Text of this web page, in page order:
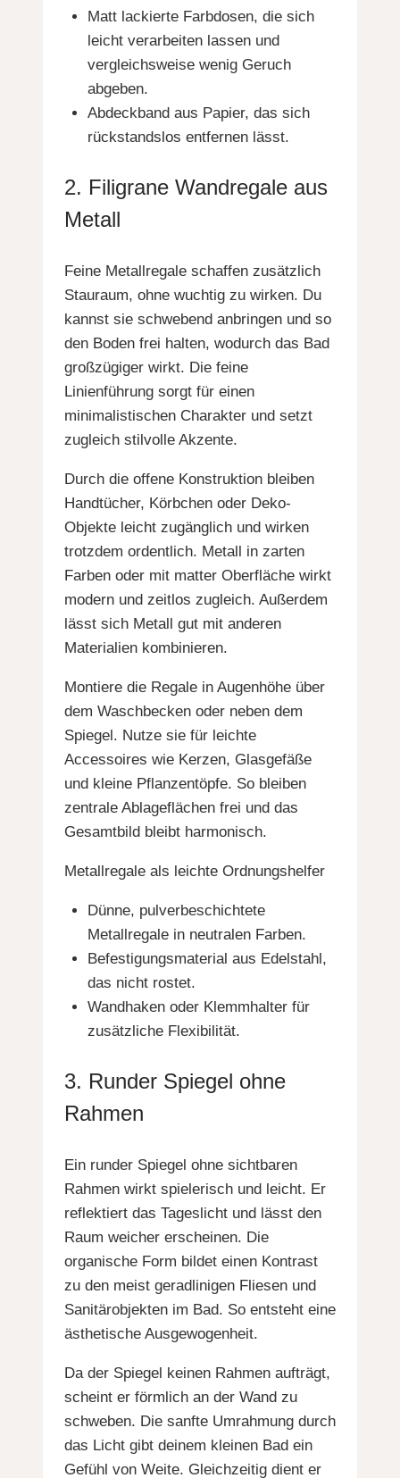
Matt lackierte Farbdosen, die sich
leicht verarbeiten lassen und
vergleichsweise wenig Geruch
abgeben.
Abdeckband aus Papier, das sich
rückstandslos entfernen lässt.
2. Filigrane Wandregale aus
Metall
Feine Metallregale schaffen zusätzlich
Stauraum, ohne wuchtig zu wirken. Du
kannst sie schwebend anbringen und so
den Boden frei halten, wodurch das Bad
großzügiger wirkt. Die feine
Linienführung sorgt für einen
minimalistischen Charakter und setzt
zugleich stilvolle Akzente.
Durch die offene Konstruktion bleiben
Handtücher, Körbchen oder Deko-
Objekte leicht zugänglich und wirken
trotzdem ordentlich. Metall in zarten
Farben oder mit matter Oberfläche wirkt
modern und zeitlos zugleich. Außerdem
lässt sich Metall gut mit anderen
Materialien kombinieren.
Montiere die Regale in Augenhöhe über
dem Waschbecken oder neben dem
Spiegel. Nutze sie für leichte
Accessoires wie Kerzen, Glasgefäße
und kleine Pflanzentöpfe. So bleiben
zentrale Ablageflächen frei und das
Gesamtbild bleibt harmonisch.
Metallregale als leichte Ordnungshelfer
Dünne, pulverbeschichtete
Metallregale in neutralen Farben.
Befestigungsmaterial aus Edelstahl,
das nicht rostet.
Wandhaken oder Klemmhalter für
zusätzliche Flexibilität.
3. Runder Spiegel ohne
Rahmen
Ein runder Spiegel ohne sichtbaren
Rahmen wirkt spielerisch und leicht. Er
reflektiert das Tageslicht und lässt den
Raum weicher erscheinen. Die
organische Form bildet einen Kontrast
zu den meist geradlinigen Fliesen und
Sanitärobjekten im Bad. So entsteht eine
ästhetische Ausgewogenheit.
Da der Spiegel keinen Rahmen aufträgt,
scheint er förmlich an der Wand zu
schweben. Die sanfte Umrahmung durch
das Licht gibt deinem kleinen Bad ein
Gefühl von Weite. Gleichzeitig dient er